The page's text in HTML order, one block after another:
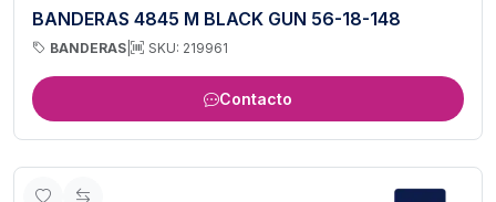
BANDERAS 4845 M BLACK GUN 56-18-148
BANDERAS SKU: 219961
Contacto